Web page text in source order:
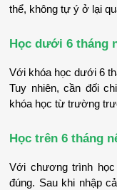
thể, không tự ý ở lại
Học dưới 6 tháng
Với khóa học dưới 6
Tuy nhiên, cần đối
khóa học từ trường
Học trên 6 tháng
Với chương trình
đúng. Sau khi nhập